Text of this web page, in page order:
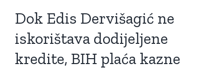
BIH
kazne
Vijesti
Dok Edis Dervišagić ne
iskorištava dodijeljene
kredite, BIH plaća kazne